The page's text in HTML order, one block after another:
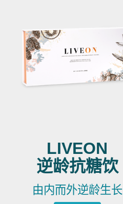
LIVEON
逆龄抗糖饮
由内而外逆龄生长